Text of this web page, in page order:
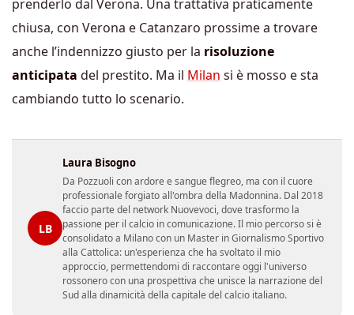
prenderlo dal Verona. Una trattativa praticamente
chiusa, con Verona e Catanzaro prossime a trovare
anche l’indennizzo giusto per la risoluzione
anticipata del prestito. Ma il Milan si è mosso e sta
cambiando tutto lo scenario.
LB
Laura Bisogno
Da Pozzuoli con ardore e sangue flegreo, ma con il cuore
professionale forgiato all'ombra della Madonnina. Dal 2018
faccio parte del network Nuovevoci, dove trasformo la
passione per il calcio in comunicazione. Il mio percorso si è
consolidato a Milano con un Master in Giornalismo Sportivo
alla Cattolica: un'esperienza che ha svoltato il mio
approccio, permettendomi di raccontare oggi l'universo
rossonero con una prospettiva che unisce la narrazione del
Sud alla dinamicità della capitale del calcio italiano.